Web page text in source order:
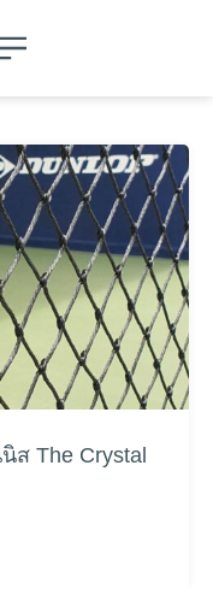
ส The Crystal